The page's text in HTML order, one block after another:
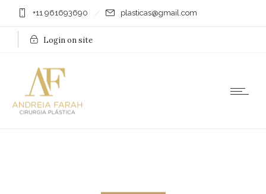
+11 961693690 plasticas@gmail.com
Login on site